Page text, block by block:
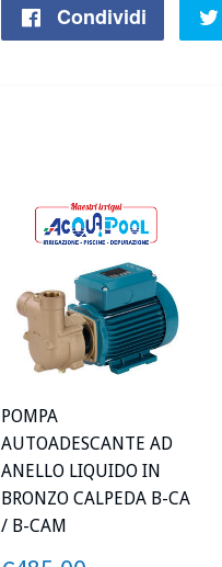
Condividi
POMPA
AUTOADESCANTE AD
ANELLO LIQUIDO IN
BRONZO CALPEDA B-CA
/ B-CAM